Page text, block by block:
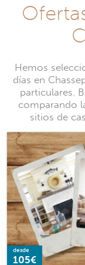
Hemos
días en
particulares.
comparando
sitios de
desde
105€